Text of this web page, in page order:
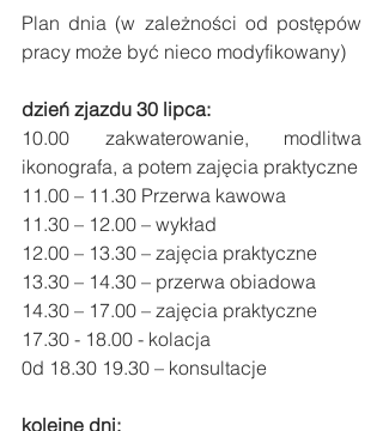
Plan dnia (w zależności od postępów
pracy może być nieco modyfikowany)
dzień zjazdu 30 lipca:
10.00 zakwaterowanie, modlitwa
ikonografa, a potem zajęcia praktyczne
11.00 – 11.30 Przerwa kawowa
11.30 – 12.00 – wykład
12.00 – 13.30 – zajęcia praktyczne
13.30 – 14.30 – przerwa obiadowa
14.30 – 17.00 – zajęcia praktyczne
17.30 - 18.00 - kolacja
0d 18.30 19.30 – konsultacje
kolejne dni: